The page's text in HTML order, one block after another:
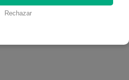
Rechazar